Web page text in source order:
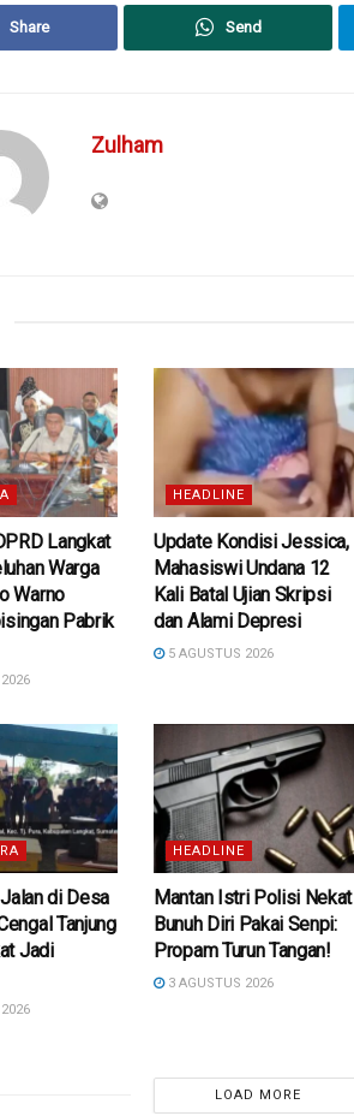
Share Send
Zulham
Langkat
Warga
Warno
Pabrik
HEADLINE
Update Kondisi Jessica,
Mahasiswi Undana 12
Kali Batal Ujian Skripsi
dan Alami Depresi
5 AGUSTUS 2026
di Desa
Tanjung
Jadi
HEADLINE
Mantan Istri Polisi Nekat
Bunuh Diri Pakai Senpi:
Propam Turun Tangan!
3 AGUSTUS 2026
LOAD MORE